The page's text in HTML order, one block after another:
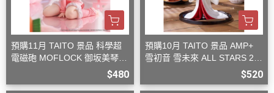
預購11月 TAITO 景品 科學超
電磁砲 MOFLOCK 御坂美琴
$480
預購10月 TAITO 景品 AMP+
雪初音 雪未來 ALL STARS 20
$520